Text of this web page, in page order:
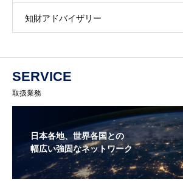
知財アドバイザリー
SERVICE
取扱業務
日本各地、世界各国との
幅広い強固なネットワーク